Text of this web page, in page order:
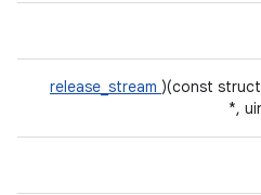
release_stream )(const struct
*,